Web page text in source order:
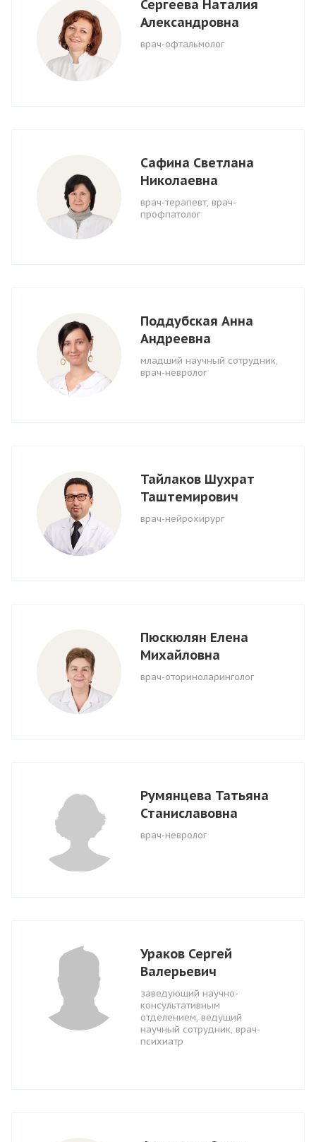
Сергеева Наталия
Александровна
врач-офтальмолог
Сафина Светлана
Николаевна
врач-терапевт, врач-
профпатолог
Поддубская Анна
Андреевна
младший научный сотрудник,
врач-невролог
Тайлаков Шухрат
Таштемирович
врач-нейрохирург
Пюскюлян Елена
Михайловна
врач-оториноларинголог
Румянцева Татьяна
Станиславовна
врач-невролог
Ураков Сергей
Валерьевич
заведующий научно-
консультативным
отделением, ведущий
научный сотрудник, врач-
психиатр